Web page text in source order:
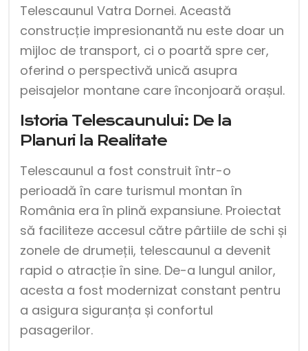
Telescaunul Vatra Dornei. Această
construcție impresionantă nu este doar un
mijloc de transport, ci o poartă spre cer,
oferind o perspectivă unică asupra
peisajelor montane care înconjoară orașul.
Istoria Telescaunului: De la
Planuri la Realitate
Telescaunul a fost construit într-o
perioadă în care turismul montan în
România era în plină expansiune. Proiectat
să faciliteze accesul către pârtiile de schi și
zonele de drumeții, telescaunul a devenit
rapid o atracție în sine. De-a lungul anilor,
acesta a fost modernizat constant pentru
a asigura siguranța și confortul
pasagerilor.